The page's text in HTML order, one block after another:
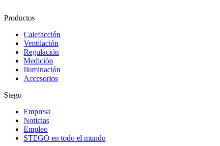
Productos
Calefacción
Ventilación
Regulación
Medición
Iluminación
Accesorios
Stego
Empresa
Noticias
Empleo
STEGO en todo el mundo